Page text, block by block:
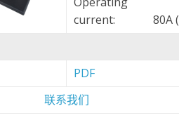
current:
80A
PDF
联系我们